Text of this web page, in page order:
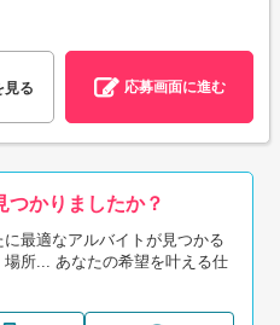
見る 応募画面に進む
つかりましたか？
最適なアルバイトが見つかる
所... あなたの希望を叶える仕